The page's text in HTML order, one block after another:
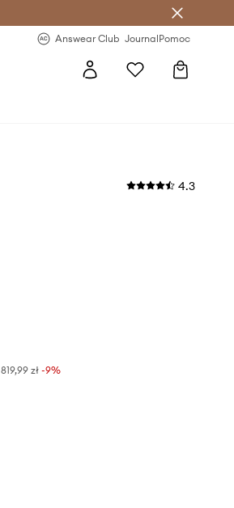
Answear Club JournalPomoc
4.3
819,99 zł -9%